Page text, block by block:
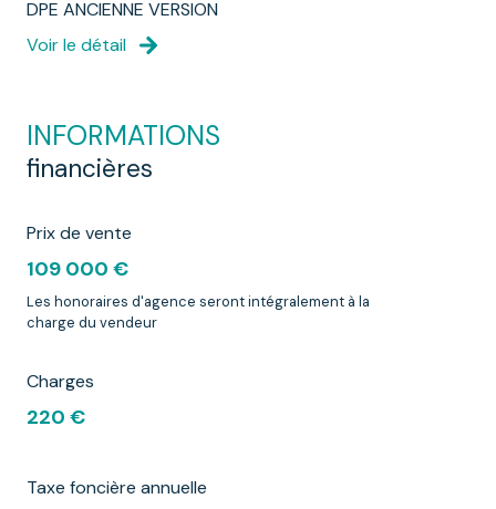
DPE ANCIENNE VERSION
Voir le détail
INFORMATIONS
financières
Prix de vente
109 000 €
Les honoraires d'agence seront intégralement à la
charge du vendeur
Charges
220 €
Taxe foncière annuelle